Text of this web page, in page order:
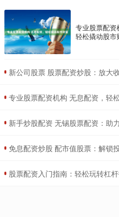
专业股票配资
轻松撬动股市
新公司股票 股票配资炒股：放大
专业股票配资机构 无息配资，轻
新手炒股配资 无锡股票配资：助力投资者放大收
免息配资炒股 配市值股票：解锁
股票配资入门指南：轻松玩转杠